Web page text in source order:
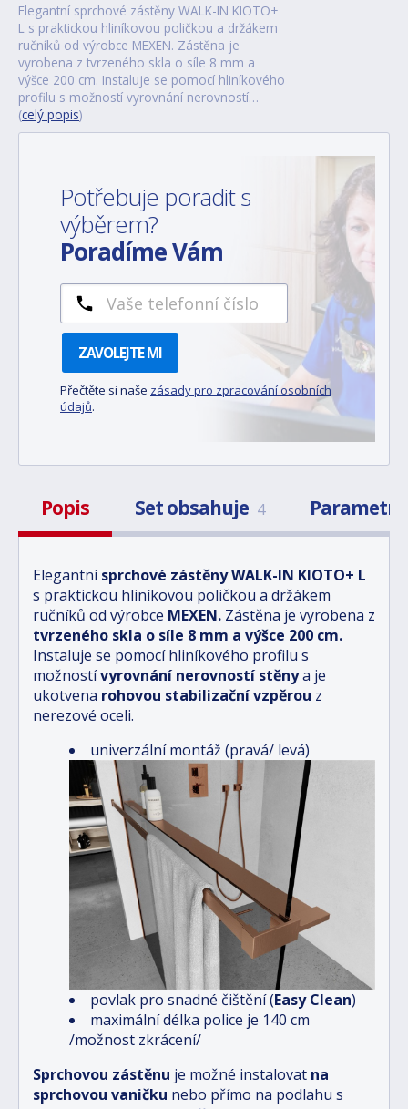
Elegantní sprchové zástěny WALK-IN KIOTO+
L s praktickou hliníkovou poličkou a držákem
ručníků od výrobce MEXEN. Zástěna je
vyrobena z tvrzeného skla o síle 8 mm a
výšce 200 cm. Instaluje se pomocí hliníkového
profilu s možností vyrovnání nerovností…
(celý popis)
Potřebuje poradit s
výběrem?
Poradíme Vám
ZAVOLEJTE MI
Přečtěte si naše zásady pro zpracování osobních
údajů.
Popis Set obsahuje 4 Parametry
Elegantní sprchové zástěnyWALK-IN KIOTO+ L
s praktickou hliníkovou poličkou a držákem
ručníků od výrobce MEXEN. Zástěna je vyrobena z
tvrzeného skla o síle 8 mm a výšce 200 cm.
Instaluje se pomocí hliníkového profilu s
možnostívyrovnání nerovností stěnya je
ukotvena rohovou stabilizační vzpěrou z
nerezové oceli.
univerzální montáž (pravá/ levá)
povlak pro snadné čištění (Easy Clean)
maximální délka police je 140 cm
/možnost zkrácení/
Sprchovou zástěnu je možné instalovat na
sprchovou vaničku nebo přímo na podlahu s